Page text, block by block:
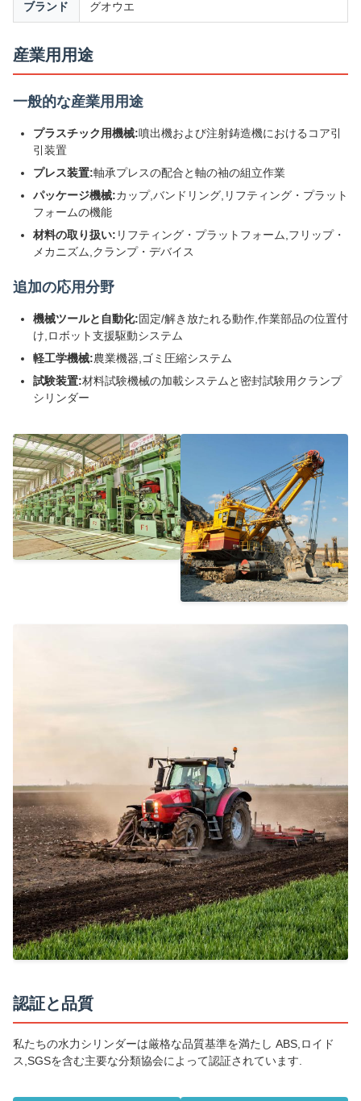
ブランド グオウエ
産業用用途
一般的な産業用用途
プラスチック用機械:噴出機および注射鋳造機におけるコア引
引装置
プレス装置:軸承プレスの配合と軸の袖の組立作業
パッケージ機械:カップ,バンドリング,リフティング・プラット
フォームの機能
材料の取り扱い: リフティング・プラットフォーム,フリップ・
メカニズム,クランプ・デバイス
追加の応用分野
機械ツールと自動化:固定/解き放たれる動作,作業部品の位置付
け,ロボット支援駆動システム
軽工学機械:農業機器,ゴミ圧縮システム
試験装置:材料試験機械の加載システムと密封試験用クランプ
シリンダー
認証と品質
私たちの水力シリンダーは厳格な品質基準を満たし ABS,ロイド
ス,SGSを含む主要な分類協会によって認証されています.